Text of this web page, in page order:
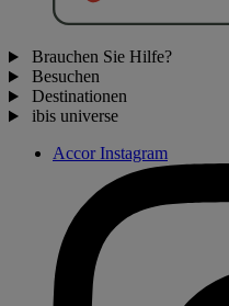
Brauchen Sie Hilfe?
Besuchen
Destinationen
ibis universe
Accor Instagram